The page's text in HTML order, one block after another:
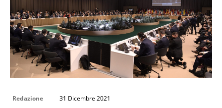
Redazione 31 Dicembre 2021